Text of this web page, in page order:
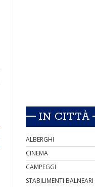
IN CITTÀ
ALBERGHI
CINEMA
CAMPEGGI
STABILIMENTI BALNEARI